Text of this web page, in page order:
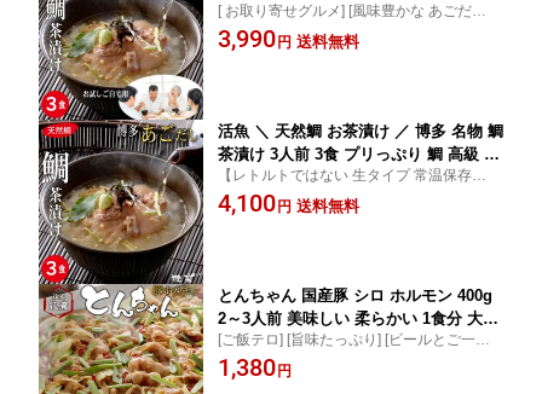
単 鯛茶漬け 生タイプ 高級 お茶漬け 無
添加 活魚 鯛 真鯛 たい タイ マダイ 夜食
[ お取り寄せグルメ] [風味豊かな あごだしと
新鮮な真鯛で心安らぐ] [特製ごまだれ お茶
漬けセット] [ 冷凍 食べ物 漬け丼] [ご自宅用]
3,990 円 送料無料
活魚 ＼ 天然鯛 お茶漬け ／ 博多 名物 鯛
茶漬け 3人前 3食 プリっぷり 鯛 高級 ギ
フト 内祝い マダイ茶漬け 個包装 真鯛
鯛丼 鯛メシ 刺身 海鮮 茶漬け お取り寄
【レトルトではない 生タイプ 常温保存不
可】 福岡 天然鯛漁獲高日本一 鯛茶漬けが
おじいちゃん心をわしづかみ 誕生日 プレゼ
4,100 円 送料無料
とんちゃん 国産豚 シロ ホルモン 400g
2～3人前 美味しい 柔らかい 1食分 大腸
小腸 特製味噌ダレ ホルモン 鍋 ホルモ
ン炒め ホルモン鉄板 焼き肉 福岡 国産
[ご飯テロ] [旨味たっぷり] [ビールとご一緒
に] [豚モツの旨味が最高] [柔らかくて臭みが
ない] [野菜たっぷり摂れる] [もつ煮込み・も
1,380 円